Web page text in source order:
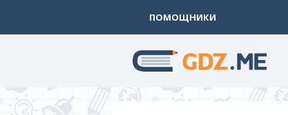
ПОМОЩНИКИ